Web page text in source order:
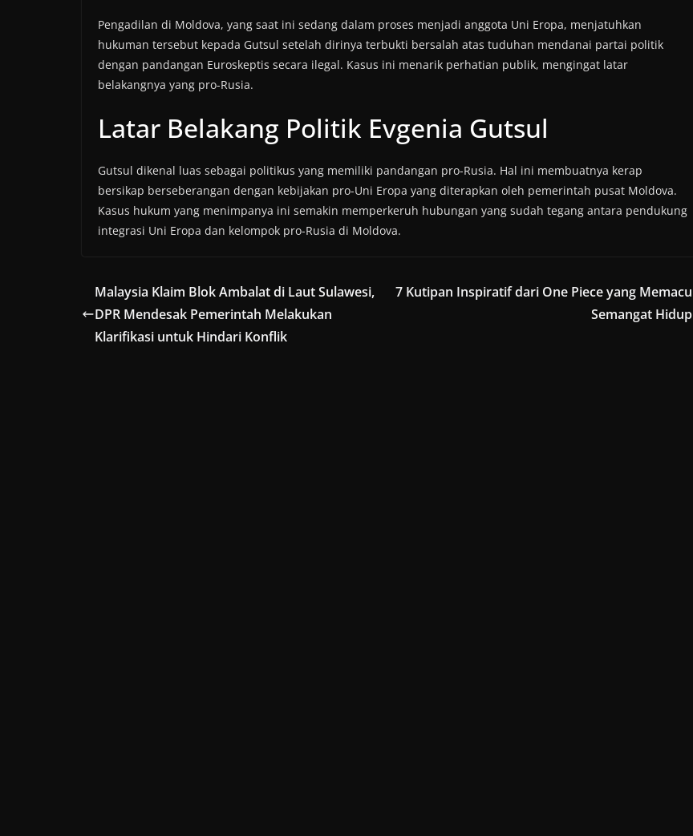
Pengadilan di Moldova, yang saat ini sedang dalam proses menjadi anggota Uni Eropa, menjatuhkan
hukuman tersebut kepada Gutsul setelah dirinya terbukti bersalah atas tuduhan mendanai partai politik
dengan pandangan Euroskeptis secara ilegal. Kasus ini menarik perhatian publik, mengingat latar
belakangnya yang pro-Rusia.
Latar Belakang Politik Evgenia Gutsul
Gutsul dikenal luas sebagai politikus yang memiliki pandangan pro-Rusia. Hal ini membuatnya kerap
bersikap berseberangan dengan kebijakan pro-Uni Eropa yang diterapkan oleh pemerintah pusat Moldova.
Kasus hukum yang menimpanya ini semakin memperkeruh hubungan yang sudah tegang antara pendukung
integrasi Uni Eropa dan kelompok pro-Rusia di Moldova.
Malaysia Klaim Blok Ambalat di Laut Sulawesi,
DPR Mendesak Pemerintah Melakukan
Klarifikasi untuk Hindari Konflik
7 Kutipan Inspiratif dari One Piece yang Memacu
Semangat Hidup